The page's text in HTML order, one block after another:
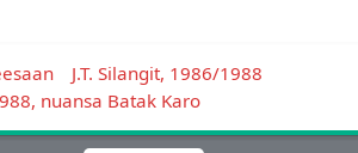
J.T. Silangit, 1986/1988
nuansa Batak Karo